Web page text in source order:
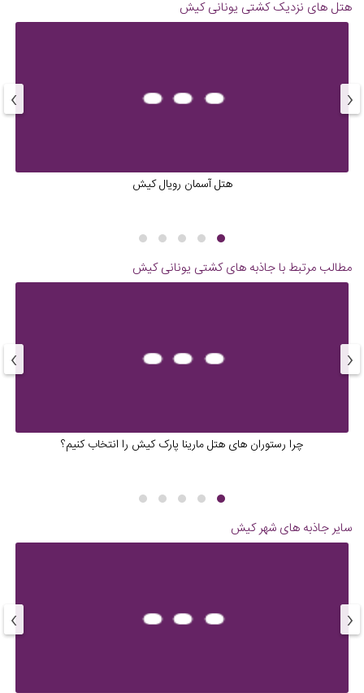
هتل های نزدیک کشتی یونانی کیش
هتل آسمان رویال کیش
‹
›
مطالب مرتبط با جاذبه های کشتی یونانی کیش
چرا رستوران های هتل مارینا پارک کیش را انتخاب کنیم؟
‹
›
سایر جاذبه های شهرکیش
‹
›